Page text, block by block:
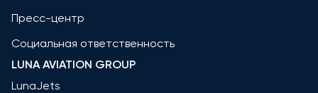
Пресс-центр
Социальная ответственность
LUNA AVIATION GROUP
LunaJets